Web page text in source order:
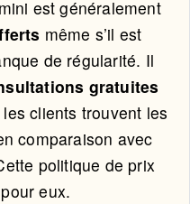
est généralement
même s’il est
de régularité. Il
gratuites
clients trouvent les
comparaison avec
politique de prix
eux.